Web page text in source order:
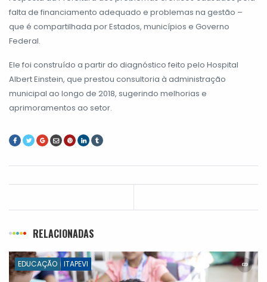
falta de financiamento adequado e problemas na gestão –
que é compartilhada por Estados, municípios e Governo
Federal.
Ele foi construído a partir do diagnóstico feito pelo Hospital
Albert Einstein, que prestou consultoria à administração
municipal ao longo de 2018, sugerindo melhorias e
aprimoramentos ao setor.
RELACIONADAS
EDUCAÇÃO ITAPEVI